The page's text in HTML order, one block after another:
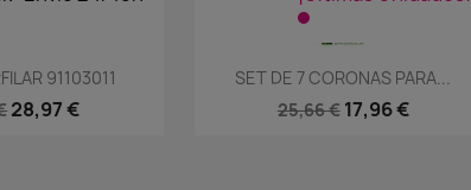
rápida
91103011
28,97 €
Vista rápida
SET DE 7 CORONAS PARA...
25,66 € 17,96 €